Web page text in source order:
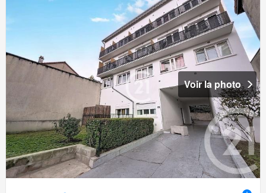
Voir la photo